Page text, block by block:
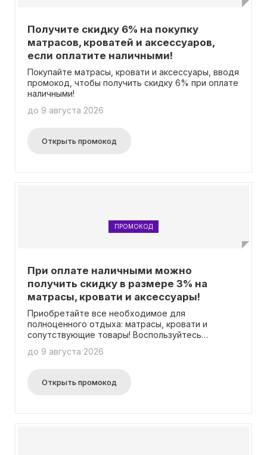
Получите скидку 6% на покупку
матрасов, кроватей и аксессуаров,
если оплатите наличными!
Покупайте матрасы, кровати и аксессуары, вводя
промокод, чтобы получить скидку 6% при оплате
наличными!
до 9 августа 2026
Открыть промокод
ПРОМОКОД
При оплате наличными можно
получить скидку в размере 3% на
матрасы, кровати и аксессуары!
Приобретайте все необходимое для
полноценного отдыха: матрасы, кровати и
сопутствующие товары! Воспользуйтесь
рассчитаетесь частично за два месяца!
до 9 августа 2026
Открыть промокод